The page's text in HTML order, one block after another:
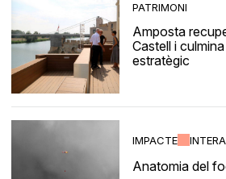
PATRIMONI
Amposta
Castell i
estratègic
IMPACTE
Anatomia del